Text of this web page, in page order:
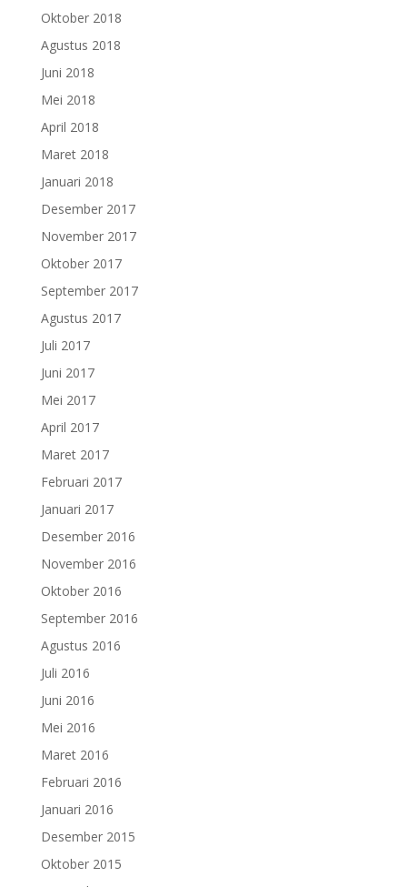
Oktober 2018
Agustus 2018
Juni 2018
Mei 2018
April 2018
Maret 2018
Januari 2018
Desember 2017
November 2017
Oktober 2017
September 2017
Agustus 2017
Juli 2017
Juni 2017
Mei 2017
April 2017
Maret 2017
Februari 2017
Januari 2017
Desember 2016
November 2016
Oktober 2016
September 2016
Agustus 2016
Juli 2016
Juni 2016
Mei 2016
Maret 2016
Februari 2016
Januari 2016
Desember 2015
Oktober 2015